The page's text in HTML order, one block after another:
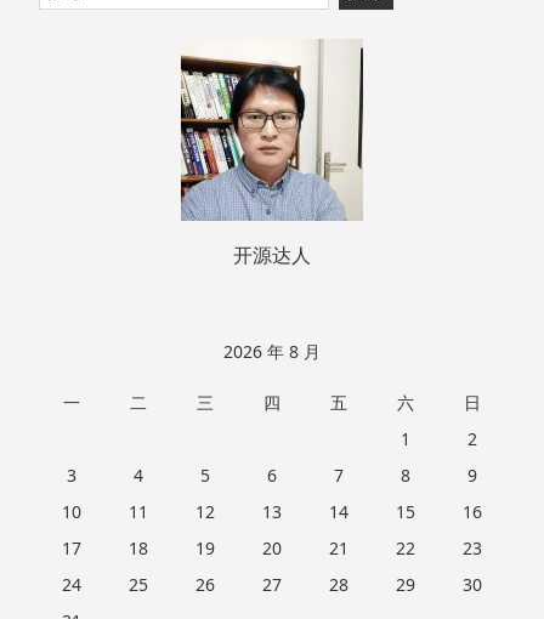
至
索：
开源达人
2026 年 8 月
一 二 三 四 五 六
日
1
2
3
4 5 6 7 8
9
10
11 12 13 14 15
16
17
18 19 20 21 22
23
24
25 26 27 28 29
30